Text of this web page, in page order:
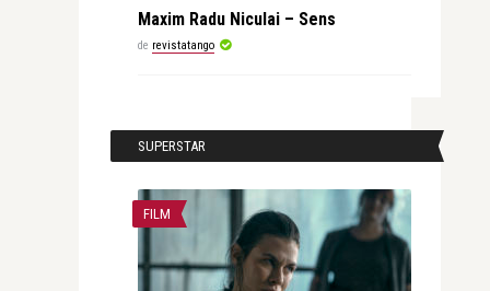
Maxim Radu Niculai – Sens
de revistatango
SUPERSTAR
FILM